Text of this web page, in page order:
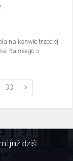
tytuł: Na fali).
na kanwie trzeciej
Raimiego o
33
już dziś!